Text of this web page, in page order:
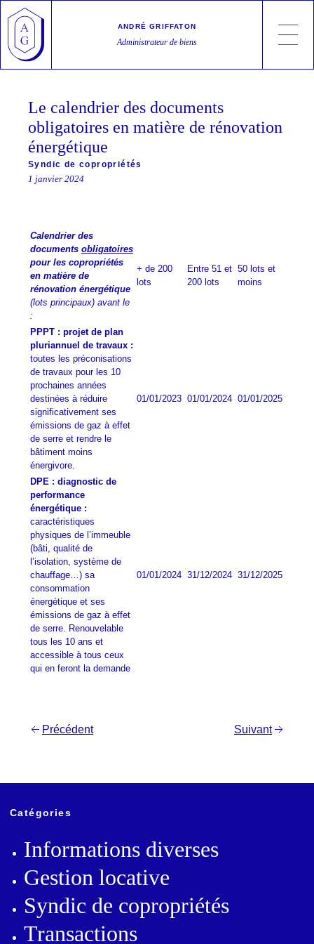
Skip
content
ANDRÉ GRIFFATON
Administrateur de biens
Le calendrier des documents
obligatoires en matière de rénovation
énergétique
Syndic de copropriétés
1 janvier 2024
Calendrier des
documents obligatoires
pour les copropriétés
en matière de
rénovation énergétique
(lots principaux) avant le
:
+ de 200
lots
Entre 51 et
200 lots
50 lots et
moins
PPPT : projet de plan
pluriannuel de travaux :
toutes les préconisations
de travaux pour les 10
prochaines années
destinées à réduire
significativement ses
émissions de gaz à effet
de serre et rendre le
bâtiment moins
énergivore.
01/01/2023 01/01/2024 01/01/2025
DPE : diagnostic de
performance
énergétique :
caractéristiques
physiques de l’immeuble
(bâti, qualité de
l’isolation, système de
chauffage…) sa
consommation
énergétique et ses
émissions de gaz à effet
de serre. Renouvelable
tous les 10 ans et
accessible à tous ceux
qui en feront la demande
01/01/2024 31/12/2024 31/12/2025
Navigation
l’article
Précédent Suivant
Catégories
Informations diverses
Gestion locative
Syndic de copropriétés
Transactions
Cookies management panel